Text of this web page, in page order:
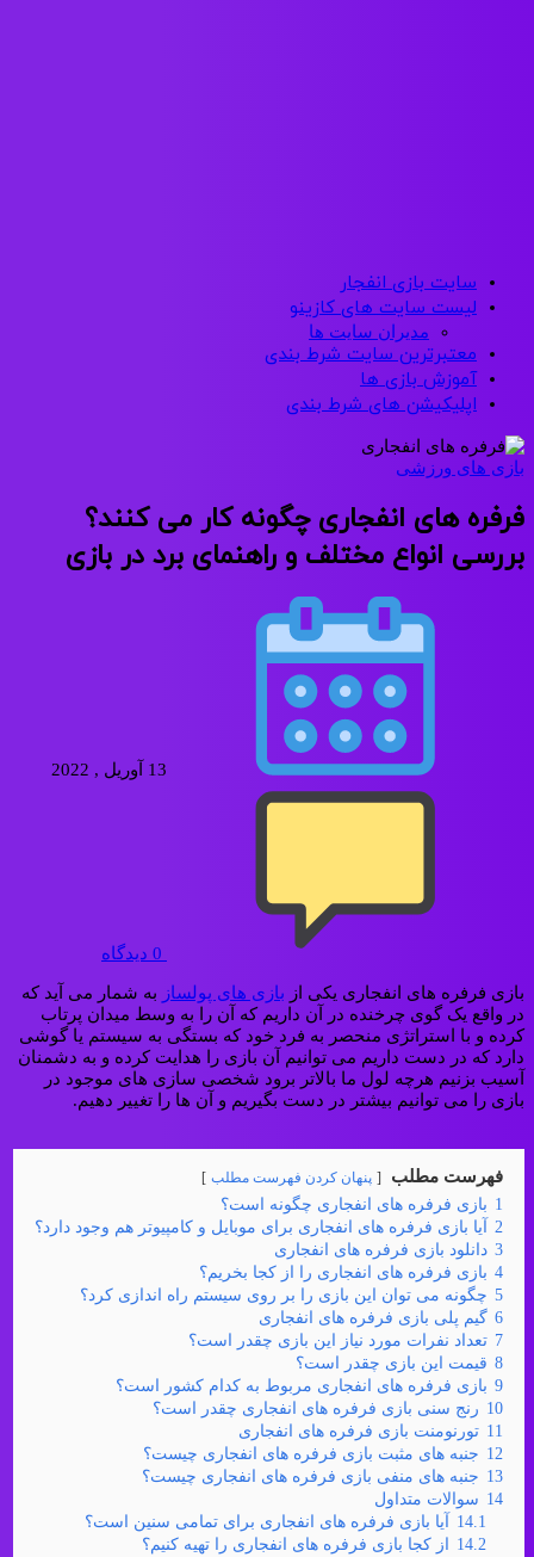
سایت بازی انفجار
لیست سایت های کازینو
مدیران سایت ها
معتبرترین سایت شرط بندی
آموزش بازی ها
اپلیکیشن های شرط بندی
بازی های ورزشی
فرفره های انفجاری چگونه کار می کنند؟
بررسی انواع مختلف و راهنمای برد در بازی
13 آوریل , 2022
0 دیدگاه
بازی فرفره های انفجاری یکی از بازی های پولساز به شمار می آید که
در واقع یک گوی چرخنده در آن داریم که آن را به وسط میدان پرتاب
کرده و با استراتژی منحصر به فرد خود که بستگی به سیستم یا گوشی
دارد که در دست داریم می توانیم آن بازی را هدایت کرده و به دشمنان
آسیب بزنیم هرچه لول ما بالاتر برود شخصی سازی های موجود در
بازی را می توانیم بیشتر در دست بگیریم و آن ها را تغییر دهیم.
فهرست مطلب پنهان کردن فهرست مطلب
1 بازی فرفره های انفجاری چگونه است؟
2
آیا بازی فرفره های انفجاری برای موبایل و کامپیوتر هم وجود دارد؟
3 دانلود بازی فرفره های انفجاری
4 بازی فرفره های انفجاری را از کجا بخریم؟
5 چگونه می توان این بازی را بر روی سیستم راه اندازی کرد؟
6 گیم پلی بازی فرفره های انفجاری
7 تعداد نفرات مورد نیاز این بازی چقدر است؟
8 قیمت این بازی چقدر است؟
9 بازی فرفره های انفجاری مربوط به کدام کشور است؟
10 رنج سنی بازی فرفره های انفجاری چقدر است؟
11 تورنومنت بازی فرفره های انفجاری
12 جنبه های مثبت بازی فرفره های انفجاری چیست؟
13 جنبه های منفی بازی فرفره های انفجاری چیست؟
14 سوالات متداول
14.1
آیا بازی فرفره های انفجاری برای تمامی سنین است؟
14.2
از کجا بازی فرفره های انفجاری را تهیه کنیم؟